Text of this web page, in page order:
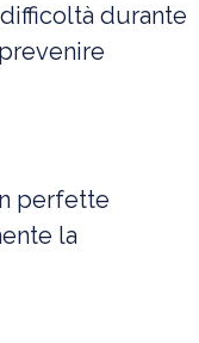
durante
perfette
la